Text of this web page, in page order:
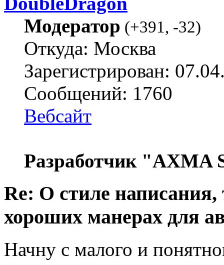
Модератор (+391, -32)
Откуда: Москва
Зарегистрирован:
Сообщений: 1760
Вебсайт
Разработчик "AXMA
Re: О стиле
хороших манерах для
Начну с малого и